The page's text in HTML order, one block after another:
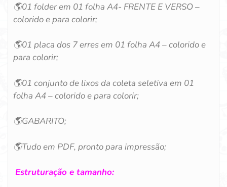
🌎01 folder em 01 folha A4- FRENTE E VERSO –
colorido e para colorir;
🌎01 placa dos 7 erres em 01 folha A4 – colorido e
para colorir;
🌎01 conjunto de lixos da coleta seletiva em 01
folha A4 – colorido e para colorir;
🌎GABARITO;
🌎Tudo em PDF, pronto para impressão;
Estruturação e tamanho: